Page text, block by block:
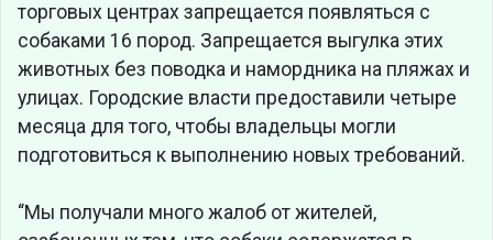
торговых центрах запрещается появляться с
собаками 16 пород. Запрещается выгулка этих
животных без поводка и намордника на пляжах и
улицах. Городские власти предоставили четыре
месяца для того, чтобы владельцы могли
подготовиться к выполнению новых требований.
“Мы получали много жалоб от жителей,